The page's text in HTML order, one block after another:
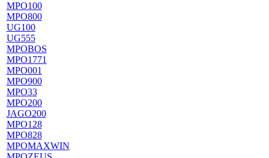
MPO100
MPO800
UG100
UG555
MPOBOS
MPO1771
MPO001
MPO900
MPO33
MPO200
JAGO200
MPO128
MPO828
MPOMAXWIN